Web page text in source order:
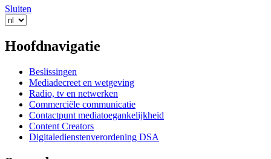
Sluiten
Hoofdnavigatie
Beslissingen
Mediadecreet en wetgeving
Radio, tv en netwerken
Commerciële communicatie
Contactpunt mediatoegankelijkheid
Content Creators
Digitaledienstenverordening DSA